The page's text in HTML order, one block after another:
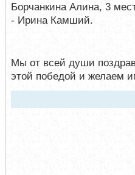
Борчанкина Алина, 3
- Ирина Камший.
Мы от всей души
этой победой и желаем